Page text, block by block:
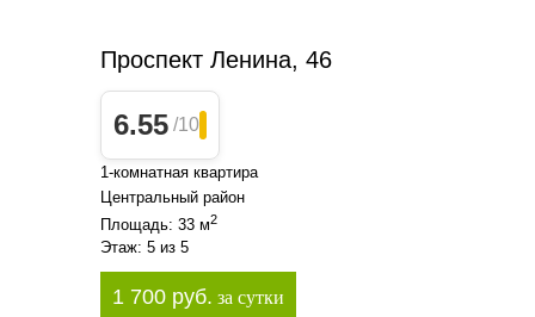
Проспект Ленина, 46
6.55 /10
1-комнатная квартира
Центральный район
Площадь: 33 м2
Этаж: 5 из 5
1 700 руб. за сутки